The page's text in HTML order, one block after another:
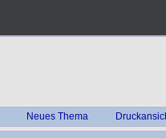
Neues Thema